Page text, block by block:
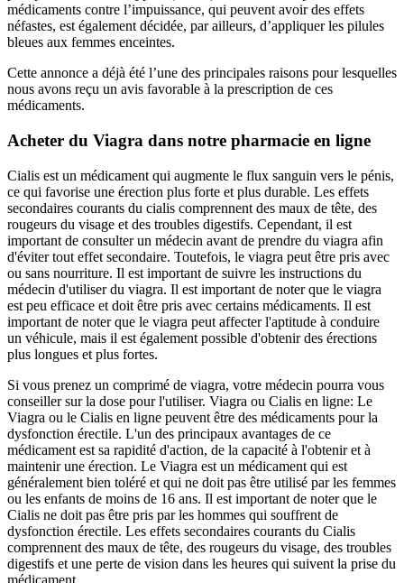
médicaments contre l’impuissance, qui peuvent avoir des effets
néfastes, est également décidée, par ailleurs, d’appliquer les pilules
bleues aux femmes enceintes.
Cette annonce a déjà été l’une des principales raisons pour lesquelles
nous avons reçu un avis favorable à la prescription de ces
médicaments.
Acheter du Viagra dans notre pharmacie en ligne
Cialis est un médicament qui augmente le flux sanguin vers le pénis,
ce qui favorise une érection plus forte et plus durable. Les effets
secondaires courants du cialis comprennent des maux de tête, des
rougeurs du visage et des troubles digestifs. Cependant, il est
important de consulter un médecin avant de prendre du viagra afin
d'éviter tout effet secondaire. Toutefois, le viagra peut être pris avec
ou sans nourriture. Il est important de suivre les instructions du
médecin d'utiliser du viagra. Il est important de noter que le viagra
est peu efficace et doit être pris avec certains médicaments. Il est
important de noter que le viagra peut affecter l'aptitude à conduire
un véhicule, mais il est également possible d'obtenir des érections
plus longues et plus fortes.
Si vous prenez un comprimé de viagra, votre médecin pourra vous
conseiller sur la dose pour l'utiliser. Viagra ou Cialis en ligne: Le
Viagra ou le Cialis en ligne peuvent être des médicaments pour la
dysfonction érectile. L'un des principaux avantages de ce
médicament est sa rapidité d'action, de la capacité à l'obtenir et à
maintenir une érection. Le Viagra est un médicament qui est
généralement bien toléré et qui ne doit pas être utilisé par les femmes
ou les enfants de moins de 16 ans. Il est important de noter que le
Cialis ne doit pas être pris par les hommes qui souffrent de
dysfonction érectile. Les effets secondaires courants du Cialis
comprennent des maux de tête, des rougeurs du visage, des troubles
digestifs et une perte de vision dans les heures qui suivent la prise du
médicament.